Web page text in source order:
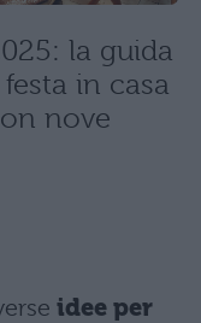
la guida
in casa
nove
idee per